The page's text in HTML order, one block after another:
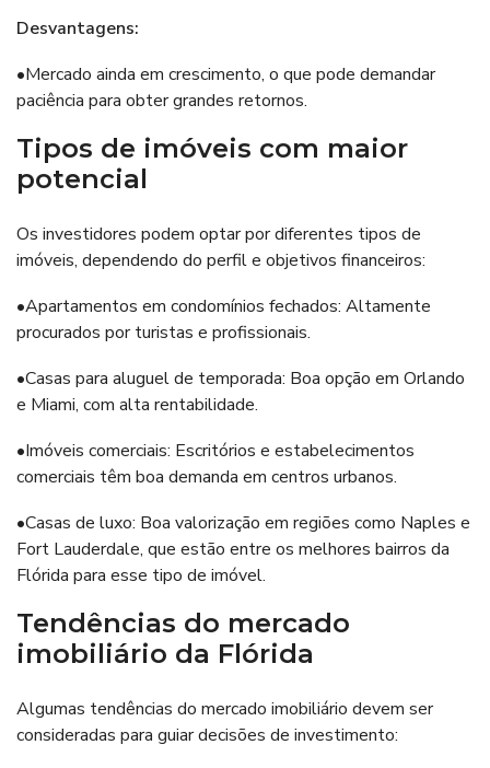
Desvantagens:
•Mercado ainda em crescimento, o que pode demandar
paciência para obter grandes retornos.
Tipos de imóveis com maior
potencial
Os investidores podem optar por diferentes tipos de
imóveis, dependendo do perfil e objetivos financeiros:
•Apartamentos em condomínios fechados: Altamente
procurados por turistas e profissionais.
•Casas para aluguel de temporada: Boa opção em Orlando
e Miami, com alta rentabilidade.
•Imóveis comerciais: Escritórios e estabelecimentos
comerciais têm boa demanda em centros urbanos.
•Casas de luxo: Boa valorização em regiões como Naples e
Fort Lauderdale, que estão entre os melhores bairros da
Flórida para esse tipo de imóvel.
Tendências do mercado
imobiliário da Flórida
Algumas tendências do mercado imobiliário devem ser
consideradas para guiar decisões de investimento: